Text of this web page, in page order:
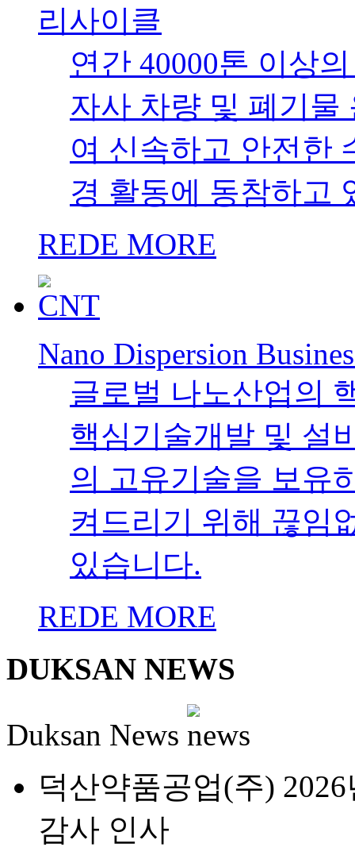
리사이클
연간 40000톤 이상
자사 차량 및 폐기물
여 신속하고 안전한
경 활동에 동참하고
REDE MORE
Nano Dispersion
글로벌 나노산업의
핵심기술개발 및 설
의 고유기술을 보유
켜드리기 위해 끊임
있습니다.
REDE MORE
DUKSAN NEWS
Duksan News
덕산약품공업(주)
감사 인사